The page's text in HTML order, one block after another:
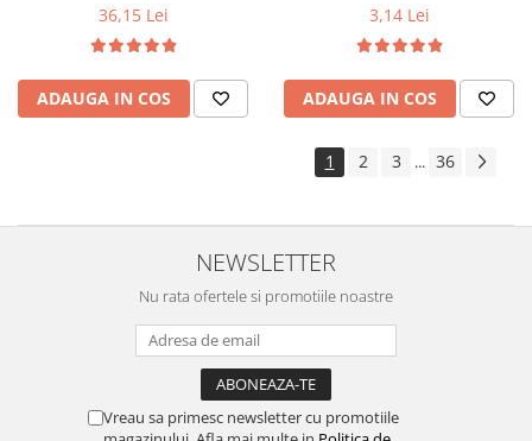
36,15 Lei
ADAUGA IN COS
3,14 Lei
ADAUGA IN COS
1 2 3 ... 36
NEWSLETTER
Nu rata ofertele si promotiile noastre
Vreau sa primesc newsletter cu promotiile